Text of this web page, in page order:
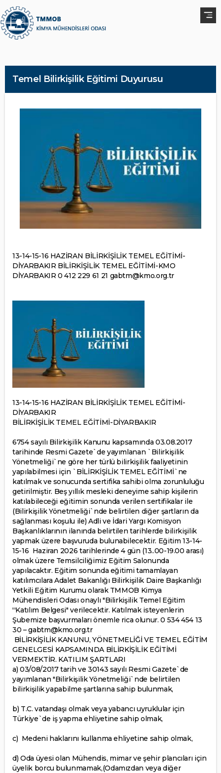
Temel Bilirkişilik Eğitimi Duyurusu
13-14-15-16 HAZİRAN BİLİRKİŞİLİK TEMEL EĞİTİMİ-
DİYARBAKIR BİLİRKİŞİLİK TEMEL EĞİTİMİ-KMO
DİYARBAKIR 0 412 229 61 21 gabtm@kmo.org.tr
13-14-15-16 HAZİRAN BİLİRKİŞİLİK TEMEL EĞİTİMİ-
DİYARBAKIR
BİLİRKİŞİLİK TEMEL EĞİTİMİ-DİYARBAKIR
6754 sayılı Bilirkişilik Kanunu kapsamında 03.08.2017
tarihinde Resmi Gazete`de yayımlanan `Bilirkişilik
Yönetmeliği`ne göre her türlü bilirkişilik faaliyetinin
yapılabilmesi için `BİLİRKİŞİLİK TEMEL EĞİTİMİ`ne
katılmak ve sonucunda sertifika sahibi olma zorunluluğu
getirilmiştir. Beş yıllık mesleki deneyime sahip kişilerin
katılabileceği eğitimin sonunda verilen sertifikalar ile
(Bilirkişilik Yönetmeliği`nde belirtilen diğer şartların da
sağlanması koşulu ile) Adli ve İdari Yargı Komisyon
Başkanlıklarının ilanında belirtilen tarihlerde bilirkişilik
yapmak üzere başvuruda bulunabilecektir. Eğitim 13-14-
15-16 Haziran 2026 tarihlerinde 4 gün (13..00-19.00 arası)
olmak üzere Temsilciliğimiz Eğitim Salonunda
yapılacaktır. Eğitim sonunda eğitimi tamamlayan
katılımcılara Adalet Bakanlığı Bilirkişilik Daire Başkanlığı
Yetkili Eğitim Kurumu olarak TMMOB Kimya
Mühendisleri Odası onaylı "Bilirkişilik Temel Eğitim
''Katılım Belgesi" verilecektir. Katılmak isteyenlerin
Şubemize başvurmaları önemle rica olunur. 0 534 454 13
30 – gabtm@kmo.org.tr
BİLİRKİŞİLİK KANUNU, YÖNETMELİĞİ VE TEMEL EĞİTİM
GENELGESİ KAPSAMINDA BİLİRKİŞİLİK EĞİTİMİ
VERMEKTİR. KATILIM ŞARTLARI
a) 03/08/2017 tarih ve 30143 sayılı Resmi Gazete`de
yayımlanan "Bilirkişilik Yönetmeliği`nde belirtilen
bilirkişilik yapabilme şartlarına sahip bulunmak,
b) T.C. vatandaşı olmak veya yabancı uyruklular için
Türkiye`de iş yapma ehliyetine sahip olmak,
c) Medeni haklarını kullanma ehliyetine sahip olmak,
d) Oda üyesi olan Mühendis, mimar ve şehir plancıları için
üyelik borcu bulunmamak,(Odamızdan veya diğer